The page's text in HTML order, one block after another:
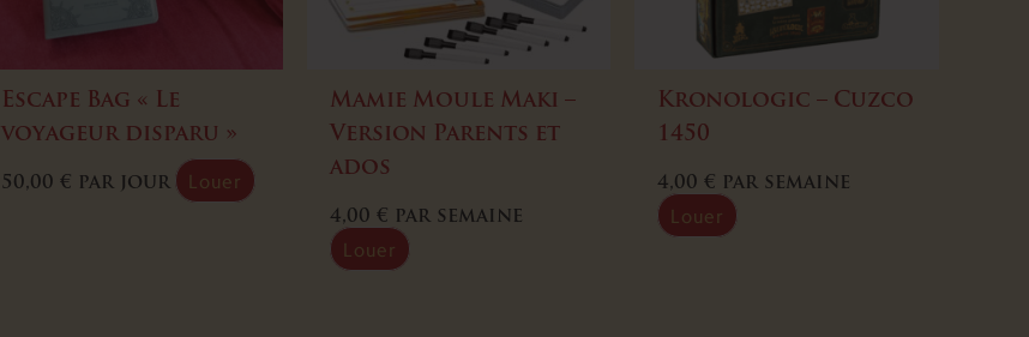
Escape Bag « Le
voyageur disparu »
50,00€ par jour Louer
Mamie Moule Maki –
Version Parents et
ados
4,00 € par semaine
Louer
Kronologic – Cuzco
1450
4,00€ par semaine
Louer